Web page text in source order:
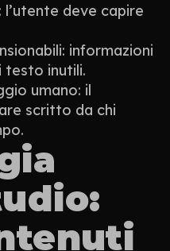
deve capire
informazioni
testo inutili.
umano: il
scritto da chi